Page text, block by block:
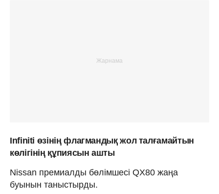
Infiniti өзінің флагмандық жол талғамайтын
көлігінің құпиясын ашты
Nissan премиалды бөлімшесі QX80 жаңа
буынын таныстырды.